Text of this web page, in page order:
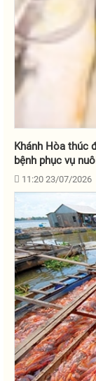
Khánh Hòa thúc
bệnh phục vụ
11:20 23/07/2026